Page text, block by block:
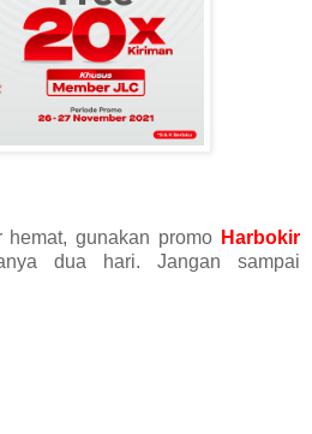
gunakan promo Harbokir
dua hari. Jangan sampai